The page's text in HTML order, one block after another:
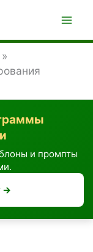
и промпты
→